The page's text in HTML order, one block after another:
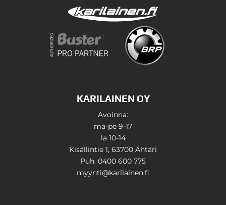
KARILAINEN OY
Avoinna:
ma-pe 9-17
la 10-14
Kisällintie 1, 63700 Ähtäri
Puh. 0400 600 775
myynti@karilainen.fi